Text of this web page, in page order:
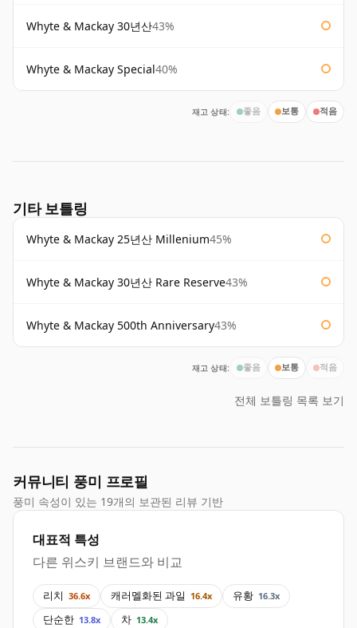
Whyte & Mackay 30년산43%
Whyte & Mackay Special40%
재고 상태: 좋음 보통 적음
기타 보틀링
Whyte & Mackay 25년산 Millenium45%
Whyte & Mackay 30년산 Rare Reserve43%
Whyte & Mackay 500th Anniversary43%
재고 상태: 좋음 보통 적음
전체 보틀링 목록 보기
커뮤니티 풍미 프로필
풍미 속성이 있는 19개의 보관된 리뷰 기반
대표적 특성
다른 위스키 브랜드와 비교
리치 36.6x 캐러멜화된 과일 16.4x 유황 16.3x
단순한 13.8x 차 13.4x